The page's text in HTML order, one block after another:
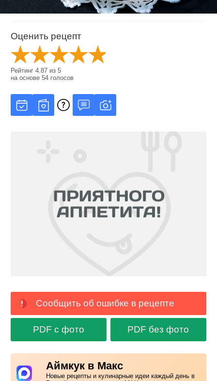
Оценить рецепт
Рейтинг4.87 из5
на основе54 голосов
Сообщить об ошибке в рецепте
PDF с фото PDF без фото
Аймкук в Макс
Новые рецепты и кулинарные идеи каждый день в